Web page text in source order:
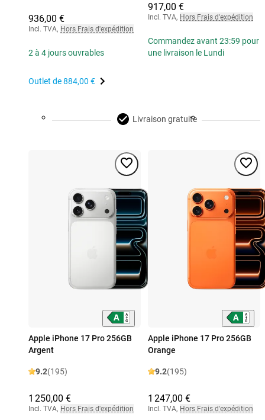
936,00 €
Incl. TVA, Hors Frais d'expédition
2 à 4 jours ouvrables
Outlet de884,00 €
917,00 €
Incl. TVA, Hors Frais d'expédition
Commandez avant 23:59 pour
une livraison le Lundi
Livraison gratuite
Apple iPhone 17 Pro 256GB
Argent
9.2(195)
1 250,00 €
Incl. TVA, Hors Frais d'expédition
Apple iPhone 17 Pro 256GB
Orange
9.2(195)
1 247,00 €
Incl. TVA, Hors Frais d'expédition